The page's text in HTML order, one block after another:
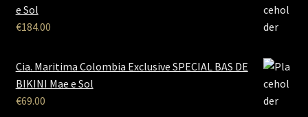
e Sol
€184.00
Cia. Maritima Colombia Exclusive SPECIAL BAS DE
BIKINI Mae e Sol
€69.00